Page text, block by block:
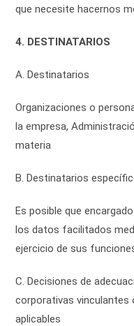
que necesite hacernos
4. DESTINATARIOS
A. Destinatarios
Organizaciones o
la empresa,
materia
B. Destinatarios
Es posible que
los datos facilitados
ejercicio de sus
C. Decisiones de
corporativas
aplicables